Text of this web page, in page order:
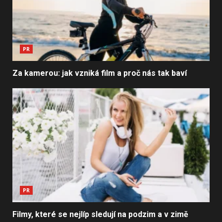
PR
Za kamerou: jak vzniká film a proč nás tak baví
PR
Filmy, které se nejlíp sledují na podzim a v zimě